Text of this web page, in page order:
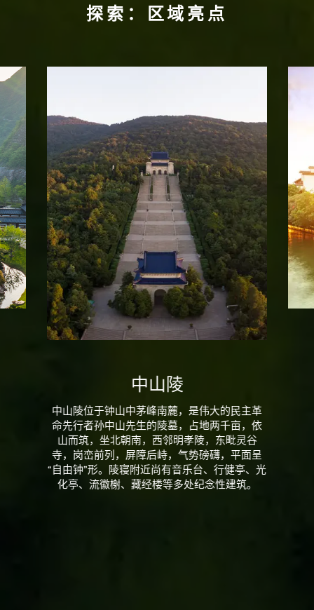
探索：区域亮点
中山陵
中山陵位于钟山中茅峰南麓，是伟大的民主革
命先行者孙中山先生的陵墓，占地两千亩，依
山而筑，坐北朝南，西邻明孝陵，东毗灵谷
寺，岗峦前列，屏障后峙，气势磅礴，平面呈
“自由钟”形。陵寝附近尚有音乐台、行健亭、光
化亭、流徽榭、藏经楼等多处纪念性建筑。